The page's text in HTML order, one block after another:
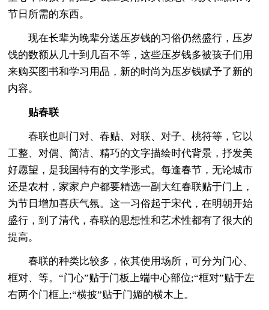
节日所需的东西。
现在长辈为晚辈分送压岁钱的习俗仍然盛行，压岁
饯的数额从几十到几百不等，这些压岁钱多被孩子们用
来购买图书和学习用品，新的时尚为压岁钱赋予了新的
内容。
贴春联
春联也叫门对、春贴、对联、对子、桃符等，它以
工整、对偶、简洁、精巧的文字描绘时代背景，抒发美
好愿望，是我国特有的文学形式。每逢春节，无论城市
还是农村，家家户户都要精选一副大红春联贴于门上，
为节日增加喜庆气氛。这一习俗起于宋代，在明朝开始
盛行，到了清代，春联的思想性和艺术性都有了很大的
提高。
春联的种类比较多，依其使用场所，可分为门心、
框对、等。“门心”贴于门板上端中心部位;“框对”贴于左
右两个门框上;“横披”贴于门媚的横木上。